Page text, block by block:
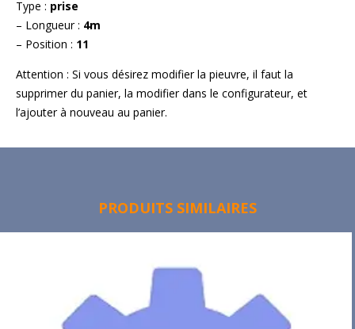
Type : prise
– Longueur : 4m
– Position : 11
Attention : Si vous désirez modifier la pieuvre, il faut la
supprimer du panier, la modifier dans le configurateur, et
l’ajouter à nouveau au panier.
PRODUITS SIMILAIRES